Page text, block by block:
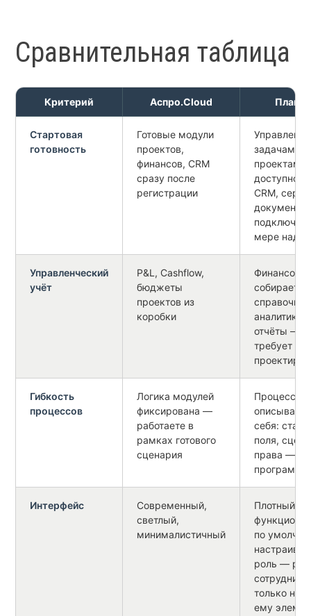
Сравнительная таблица
Критерий Аспро.Cloud
Стартовая
готовность
Готовые модули
проектов,
финансов, CRM
сразу после
регистрации
Управление
задачами и
проектами
доступно
CRM,
мере
Управленческий
учёт
P&L, Cashflow,
бюджеты
проектов из
коробки
аналитики и
отчёты —
требует
Гибкость
процессов
Логика модулей
фиксирована —
работаете в
рамках готового
сценария
Процессы
себя:
поля,
права —
Интерфейс
Современный,
светлый,
минималистичный
Плотный и
по
роль —
сотрудник
только
ему